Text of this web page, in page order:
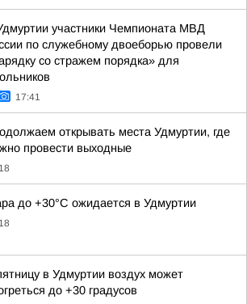
участники Чемпионата МВД
по служебному двоеборью провели
со стражем порядка» для
17:41
открывать места Удмуртии, где
провести выходные
до +30°С ожидается в Удмуртии
в Удмуртии воздух может
до +30 градусов